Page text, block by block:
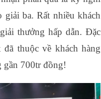
giải ba. Rất nhiều khách
thưởng hấp dẫn. Đặc
thuộc về khách hàng
700tr đồng!